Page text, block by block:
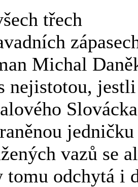
třech
Michal
nejistotou,
vazů se
tomu odchytá i